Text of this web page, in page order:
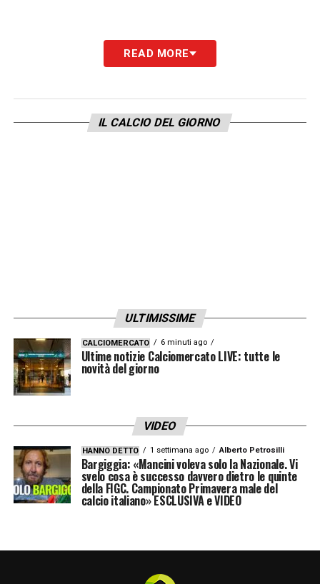
READ MORE
IL CALCIO DEL GIORNO
ULTIMISSIME
CALCIOMERCATO 6 minuti ago
Ultime notizie Calciomercato LIVE: tutte le
novità del giorno
VIDEO
HANNO DETTO 1 settimana ago Alberto Petrosilli
Bargiggia: «Mancini voleva solo la Nazionale. Vi
svelo cosa è successo davvero dietro le quinte
della FIGC. Campionato Primavera male del
calcio italiano» ESCLUSIVA e VIDEO